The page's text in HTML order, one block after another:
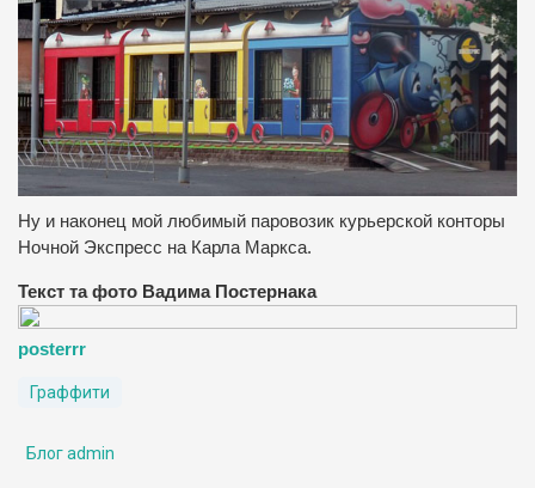
Ну и наконец мой любимый паровозик курьерской конторы
Ночной Экспресс на Карла Маркса.
Текст та фото Вадима Постернака
posterrr
Граффити
Блог admin